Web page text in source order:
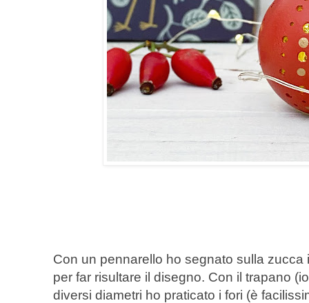
Con un pennarello ho segnato sulla
per far risultare il disegno. Con il trapano
diversi diametri ho praticato i fori (è